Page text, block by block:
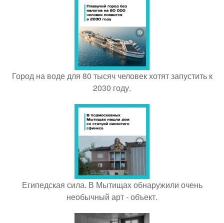
Город на воде для 80 тысяч человек хотят запустить к
2030 году.
Египедская сила. В Мытищах обнаружили очень
необычный арт - объект.